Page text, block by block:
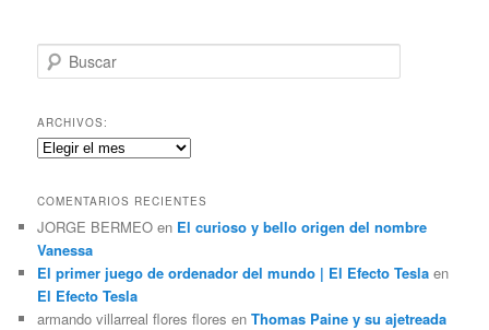
u
c
a
r
ARCHIVOS:
Archivos:
COMENTARIOS RECIENTES
JORGE BERMEO en El curioso y bello origen del nombre
Vanessa
El primer juego de ordenador del mundo | El Efecto Tesla en
El Efecto Tesla
armando villarreal flores flores enThomas Paine y su ajetreada